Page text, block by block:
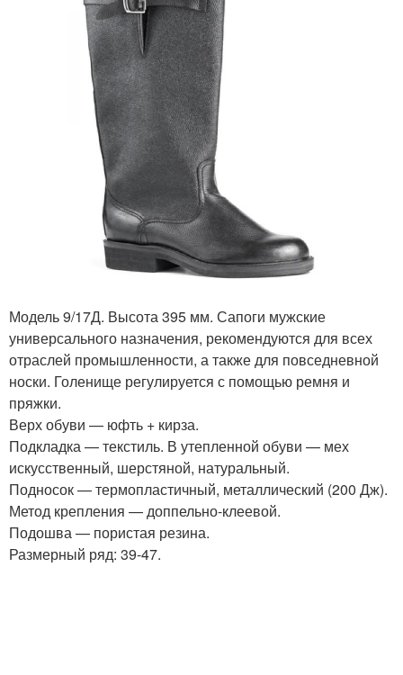
Модель 9/17Д. Высота 395 мм. Сапоги мужские
универсального назначения, рекомендуются для всех
отраслей промышленности, а также для повседневной
носки. Голенище регулируется с помощью ремня и
пряжки.
Верх обуви — юфть + кирза.
Подкладка — текстиль. В утепленной обуви — мех
искусственный, шерстяной, натуральный.
Подносок — термопластичный, металлический (200 Дж).
Метод крепления — доппельно-клеевой.
Подошва — пористая резина.
Размерный ряд: 39-47.